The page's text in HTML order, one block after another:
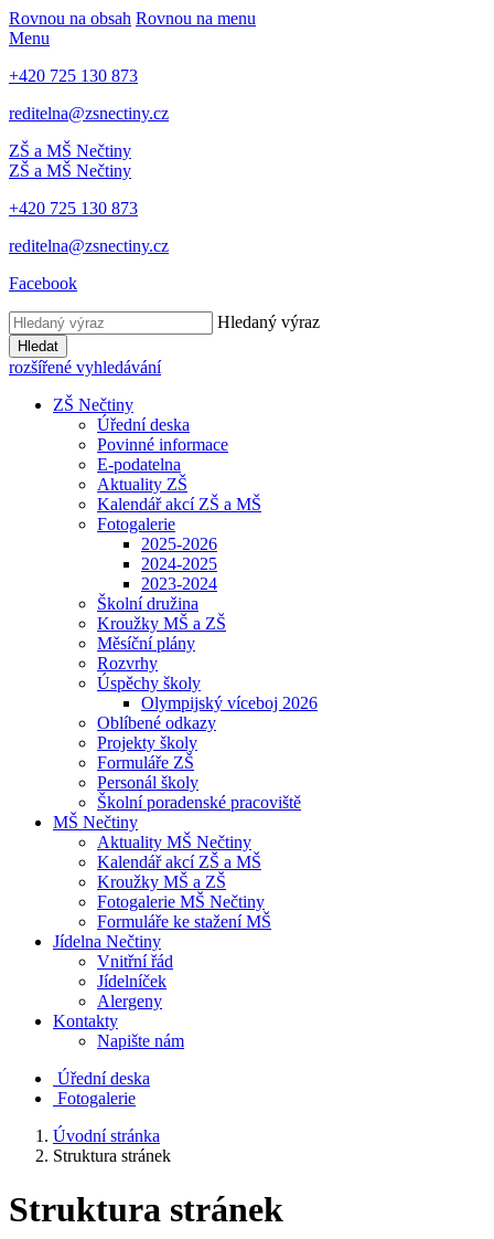
Rovnou na obsah Rovnou na menu
Menu
+420 725 130 873
reditelna@zsnectiny.cz
ZŠ a MŠ Nečtiny
ZŠ a MŠ Nečtiny
+420 725 130 873
reditelna@zsnectiny.cz
Facebook
Hledaný výraz
Hledat
rozšířené vyhledávání
ZŠ Nečtiny
Úřední deska
Povinné informace
E-podatelna
Aktuality ZŠ
Kalendář akcí ZŠ a MŠ
Fotogalerie
2025-2026
2024-2025
2023-2024
Školní družina
Kroužky MŠ a ZŠ
Měsíční plány
Rozvrhy
Úspěchy školy
Olympijský víceboj 2026
Oblíbené odkazy
Projekty školy
Formuláře ZŠ
Personál školy
Školní poradenské pracoviště
MŠ Nečtiny
Aktuality MŠ Nečtiny
Kalendář akcí ZŠ a MŠ
Kroužky MŠ a ZŠ
Fotogalerie MŠ Nečtiny
Formuláře ke stažení MŠ
Jídelna Nečtiny
Vnitřní řád
Jídelníček
Alergeny
Kontakty
Napište nám
Úřední deska
Fotogalerie
Úvodní stránka
Struktura stránek
Struktura stránek